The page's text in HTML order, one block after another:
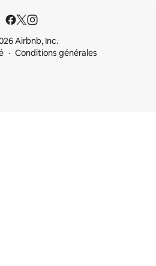
Airbnb, Inc.
Conditions générales